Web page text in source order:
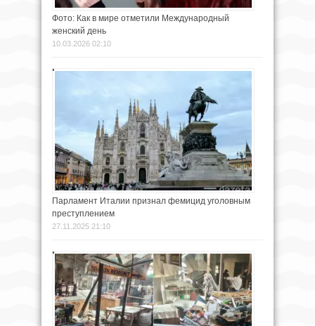
Фото: Как в мире отметили Международный
женский день
10.03.2026 02:10
Парламент Италии признал фемицид уголовным
преступлением
27.11.2025 21:10